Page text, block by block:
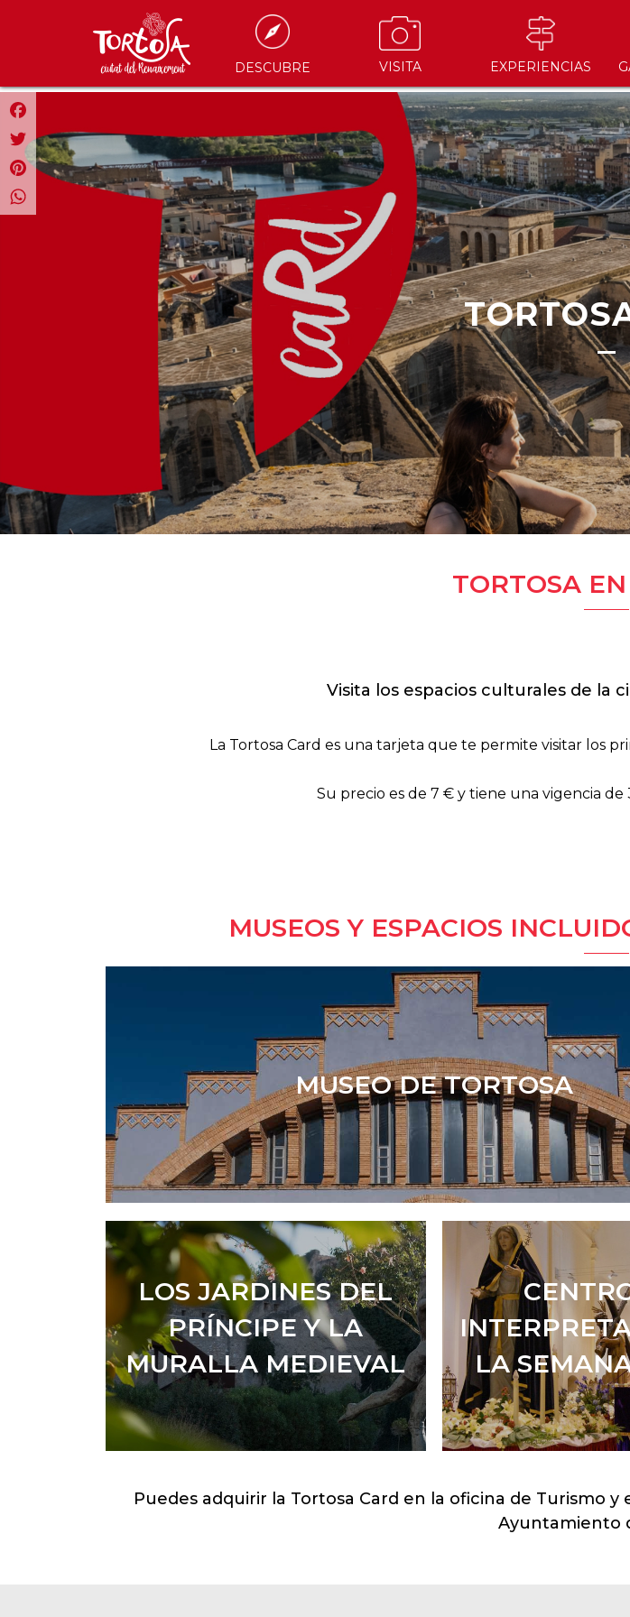
DESCUBRE VISITA EXPERIENCIAS
TORTOSA
Visita los espacios culturales de la
La Tortosa Card es una tarjeta que te permite visitar los
Su precio es de 7 € y tiene una vigencia
MUSEOS Y ESPACIOS
MUSEO DE TORTOSA
LEER MÁS
LOS JARDINES DEL
PRÍNCIPE Y LA
MURALLA MEDIEVAL
LA
Puedes adquirir la Tortosa Card en la oficina de Turismo
Ayuntamiento
Facebook
Twitter
Pinterest
WhatsApp